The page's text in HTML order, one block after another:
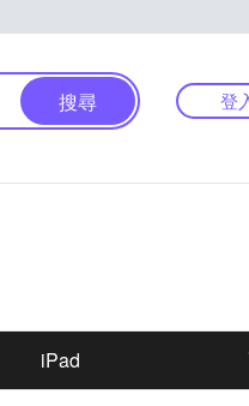
搜尋 登
iPad